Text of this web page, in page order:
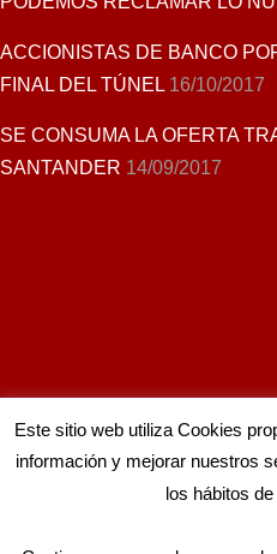
ACCIONISTAS DE BANCO
FINAL DEL TÚNEL 16/10/2017
SE CONSUMA LA OFERTA
SANTANDER 14/09/2017
Este sitio web utiliza Cookies
información y mejorar nuestros
los hábitos